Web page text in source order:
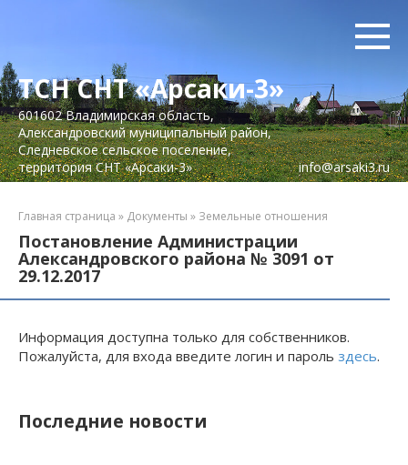
ТСН СНТ «Арсаки-3»
601602 Владимирская область,
Александровский муниципальный район,
Следневское сельское поселение,
территория СНТ «Арсаки-3»
info@arsaki3.ru
Главная страница » Документы » Земельные отношения
Постановление Администрации
Александровского района № 3091 от
29.12.2017
Информация доступна только для собственников.
Пожалуйста, для входа введите логин и пароль здесь.
Последние новости